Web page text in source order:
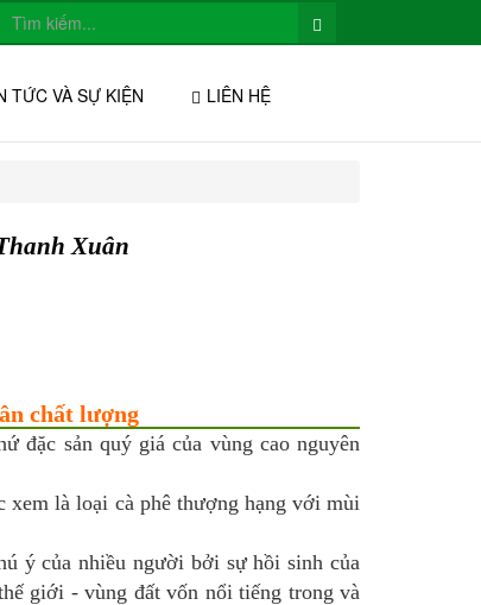
TỨC VÀ SỰ KIỆN LIÊN HỆ
Xuân
chất lượng
đặc sản quý giá của vùng cao nguyên
là loại cà phê thượng hạng với mùi
ý của nhiều người bởi sự hồi sinh của
giới - vùng đất vốn nổi tiếng trong và